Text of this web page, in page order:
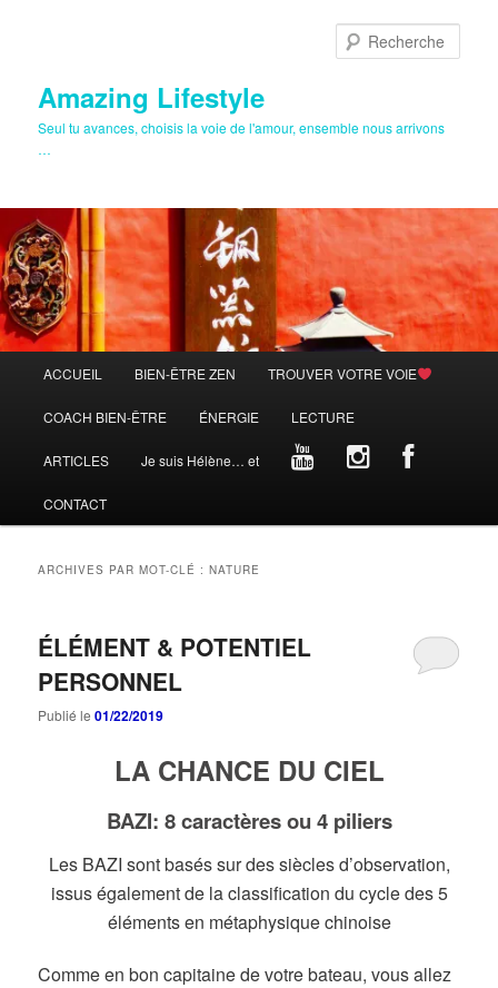
Amazing Lifestyle
Seul tu avances, choisis la voie de l'amour, ensemble nous arrivons
…
principal
ACCUEIL BIEN-ÊTRE ZEN TROUVER VOTRE VOIE
COACH BIEN-ÊTRE ÉNERGIE LECTURE
ARTICLES Je suis Hélène… et
CONTACT
ARCHIVES PAR MOT-CLÉ :NATURE
ÉLÉMENT & POTENTIEL
PERSONNEL
Publié le01/22/2019
LA CHANCE DU CIEL
BAZI: 8 caractères ou 4 piliers
Les BAZI sont basés sur des siècles d’observation,
issus également de la classification du cycle des 5
éléments en métaphysique chinoise
Comme en bon capitaine de votre bateau, vous allez